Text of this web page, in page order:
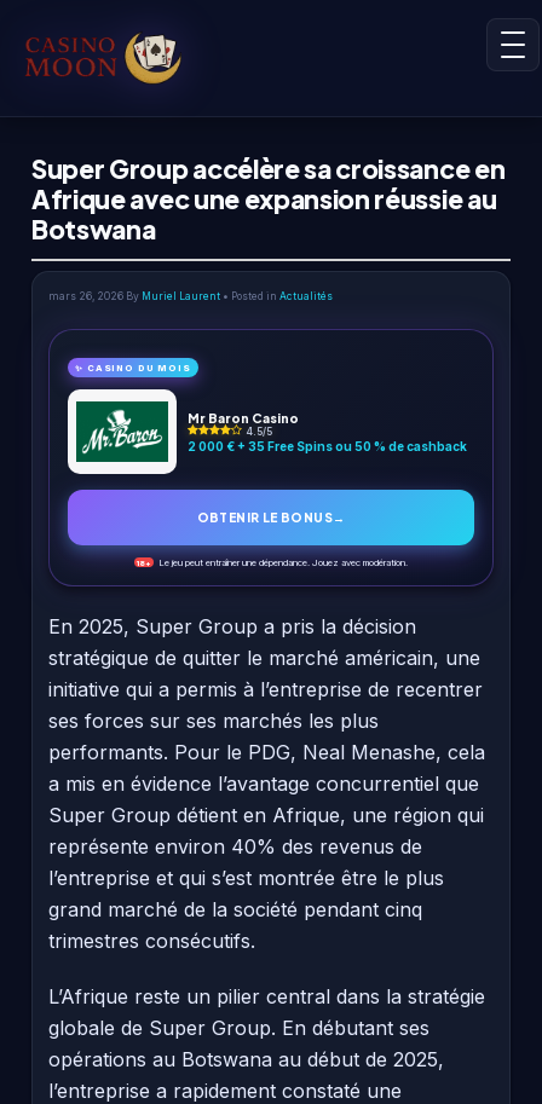
Super Group accélère sa croissance en
Afrique avec une expansion réussie au
Botswana
mars 26, 2026 By Muriel Laurent • Posted in Actualités
✨ CASINO DU MOIS
Mr Baron Casino
4.5/5
2 000 € + 35 Free Spins ou 50 % de cashback
OBTENIR LE BONUS→
18+ Le jeu peut entraîner une dépendance. Jouez avec modération.
En 2025, Super Group a pris la décision
stratégique de quitter le marché américain, une
initiative qui a permis à l’entreprise de recentrer
ses forces sur ses marchés les plus
performants. Pour le PDG, Neal Menashe, cela
a mis en évidence l’avantage concurrentiel que
Super Group détient en Afrique, une région qui
représente environ 40% des revenus de
l’entreprise et qui s’est montrée être le plus
grand marché de la société pendant cinq
trimestres consécutifs.
L’Afrique reste un pilier central dans la stratégie
globale de Super Group. En débutant ses
opérations au Botswana au début de 2025,
l’entreprise a rapidement constaté une